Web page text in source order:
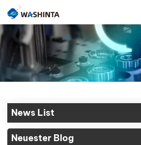
Mix Color Online
English
Français
Deutsch
Русский
News List
Neuester Blog